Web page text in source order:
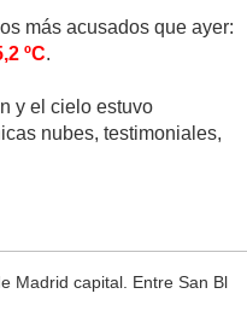
más acusados que ayer:
ºC.
y el cielo estuvo
nubes, testimoniales,
Madrid capital. Entre San Bl